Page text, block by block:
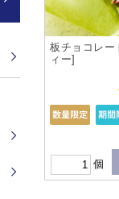
板チョコレー
ィー]
個